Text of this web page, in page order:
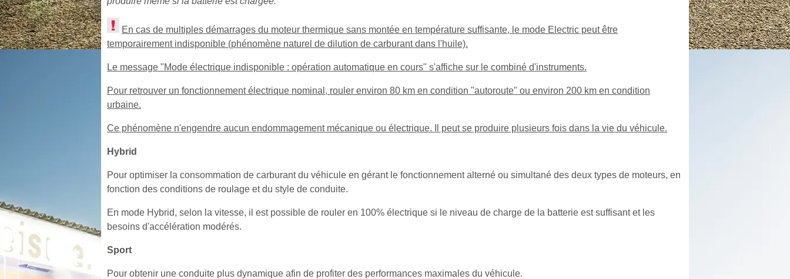
En cas de multiples démarrages du moteur thermique sans montée en température suffisante, le mode Electric peut être
temporairement indisponible (phénomène naturel de dilution de carburant dans l'huile).
Le message "Mode électrique indisponible : opération automatique en cours" s'affiche sur le combiné d'instruments.
Pour retrouver un fonctionnement électrique nominal, rouler environ 80 km en condition "autoroute" ou environ 200 km en condition
urbaine.
Ce phénomène n'engendre aucun endommagement mécanique ou électrique. Il peut se produire plusieurs fois dans la vie du véhicule.
Hybrid
Pour optimiser la consommation de carburant du véhicule en gérant le fonctionnement alterné ou simultané des deux types de moteurs, en
fonction des conditions de roulage et du style de conduite.
En mode Hybrid, selon la vitesse, il est possible de rouler en 100% électrique si le niveau de charge de la batterie est suffisant et les
besoins d'accélération modérés.
Sport
Pour obtenir une conduite plus dynamique afin de profiter des performances maximales du véhicule.